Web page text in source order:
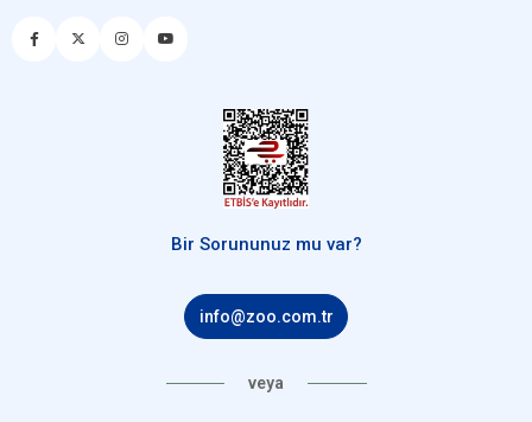
Bir Sorununuz mu var?
info@zoo.com.tr
veya